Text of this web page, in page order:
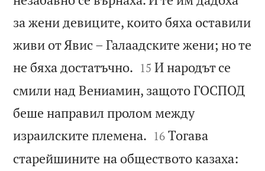
за жени девиците, които бяха оставили
живи от Явис – Галаадските жени; но те
не бяха достатъчно. 

15 И народът се
смили над Вениамин, защото ГОСПОД
беше направил пролом между
израилските племена. 

16 Тогава
старейшините на обществото казаха: